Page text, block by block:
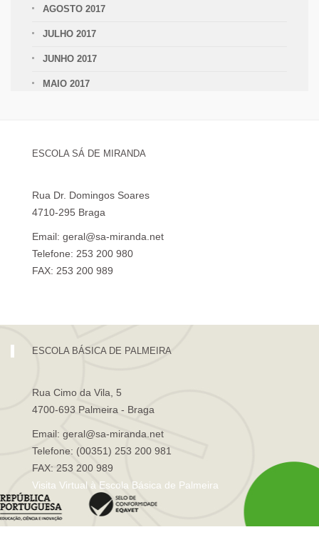
AGOSTO 2017
JULHO 2017
JUNHO 2017
MAIO 2017
ESCOLA SÁ DE MIRANDA
Rua Dr. Domingos Soares
4710-295 Braga
Email: geral@sa-miranda.net
Telefone: 253 200 980
FAX: 253 200 989
ESCOLA BÁSICA DE PALMEIRA
Rua Cimo da Vila, 5
4700-693 Palmeira - Braga
Email: geral@sa-miranda.net
Telefone: (00351) 253 200 981
FAX: 253 200 989
Visita Virtual à Escola Básica de Palmeira